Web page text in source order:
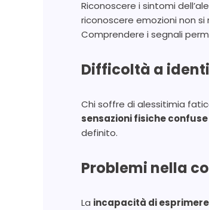
Riconoscere i sintomi
riconoscere emozioni non
Comprendere i segnali
Difficoltà a
Chi soffre di alessitimia
sensazioni fisiche confuse
definito.
Problemi nella
La incapacità di